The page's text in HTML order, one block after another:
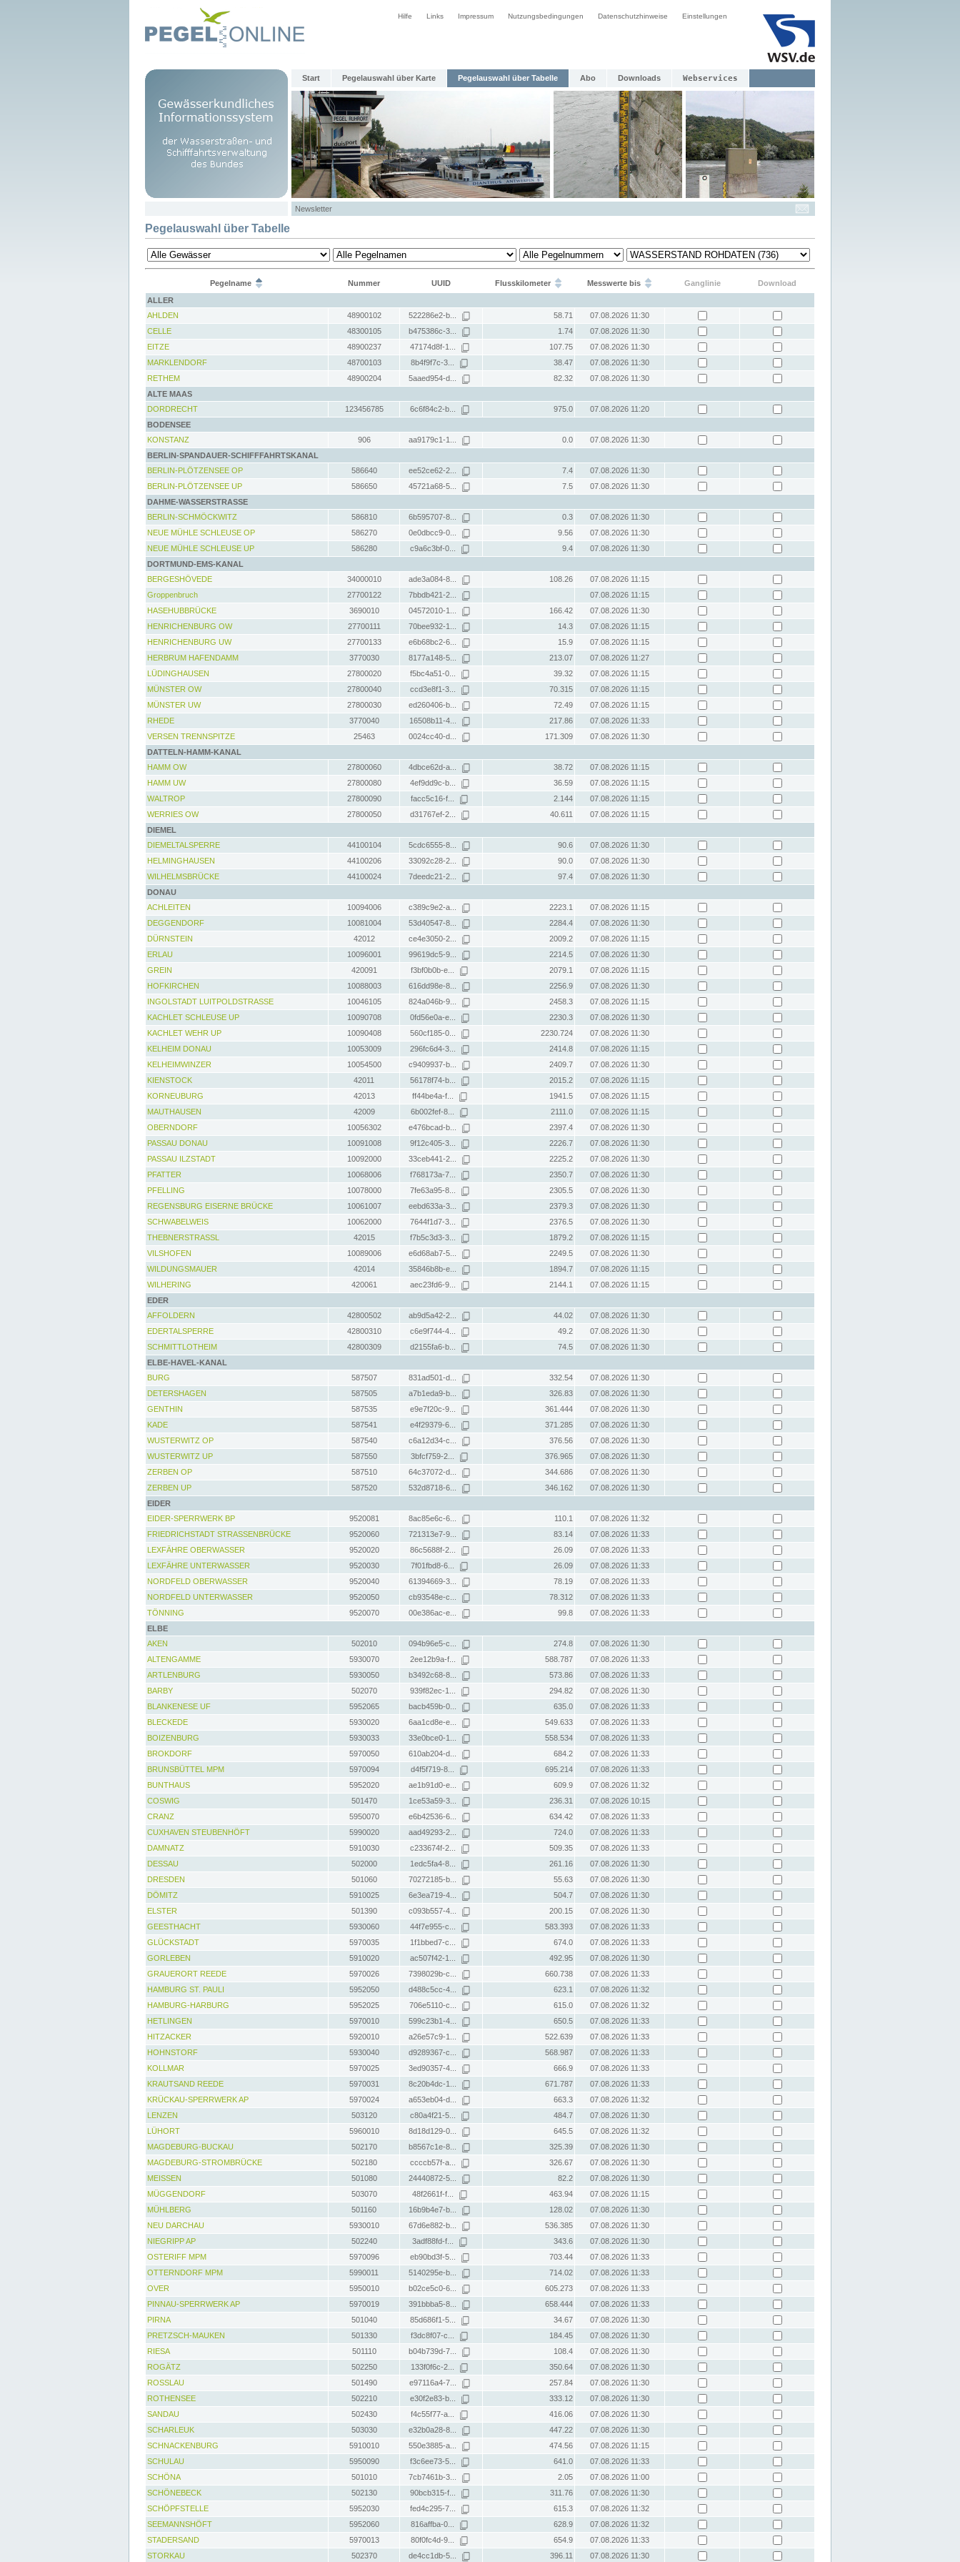
Hilfe Links Impressum Nutzungsbedingungen Datenschutzhinweise Einstellungen
Start Pegelauswahl über Karte Pegelauswahl über Tabelle Abo Downloads Webservices
Newsletter
Pegelauswahl über Tabelle
Pegelname Nummer UUID Flusskilometer Messwerte bis Ganglinie
Download
ALLER
AHLDEN
48900102 522286e2-b... 58.71
07.08.2026 11:30
CELLE
48300105 b475386c-3... 1.74
07.08.2026 11:30
EITZE
48900237 47174d8f-1... 107.75
07.08.2026 11:30
MARKLENDORF
48700103 8b4f9f7c-3... 38.47
07.08.2026 11:30
RETHEM
48900204 5aaed954-d... 82.32
07.08.2026 11:30
ALTE MAAS
DORDRECHT
123456785 6c6f84c2-b... 975.0
07.08.2026 11:20
BODENSEE
KONSTANZ
906 aa9179c1-1... 0.0
07.08.2026 11:30
BERLIN-SPANDAUER-SCHIFFFAHRTSKANAL
BERLIN-PLÖTZENSEE OP
586640 ee52ce62-2... 7.4
07.08.2026 11:30
BERLIN-PLÖTZENSEE UP
586650 45721a68-5... 7.5
07.08.2026 11:30
DAHME-WASSERSTRASSE
BERLIN-SCHMÖCKWITZ
586810 6b595707-8... 0.3
07.08.2026 11:30
NEUE MÜHLE SCHLEUSE OP
586270 0e0dbcc9-0... 9.56
07.08.2026 11:30
NEUE MÜHLE SCHLEUSE UP
586280 c9a6c3bf-0... 9.4
07.08.2026 11:30
DORTMUND-EMS-KANAL
BERGESHÖVEDE
34000010 ade3a084-8... 108.26
07.08.2026 11:15
Groppenbruch
27700122 7bbdb421-2...
07.08.2026 11:15
HASEHUBBRÜCKE
3690010 04572010-1... 166.42
07.08.2026 11:30
HENRICHENBURG OW
27700111 70bee932-1... 14.3
07.08.2026 11:15
HENRICHENBURG UW
27700133 e6b68bc2-6... 15.9
07.08.2026 11:15
HERBRUM HAFENDAMM
3770030 8177a148-5... 213.07
07.08.2026 11:27
LÜDINGHAUSEN
27800020 f5bc4a51-0... 39.32
07.08.2026 11:15
MÜNSTER OW
27800040 ccd3e8f1-3... 70.315
07.08.2026 11:15
MÜNSTER UW
27800030 ed260406-b... 72.49
07.08.2026 11:15
RHEDE
3770040 16508b11-4... 217.86
07.08.2026 11:33
VERSEN TRENNSPITZE
25463 0024cc40-d... 171.309
07.08.2026 11:30
DATTELN-HAMM-KANAL
HAMM OW
27800060 4dbce62d-a... 38.72
07.08.2026 11:15
HAMM UW
27800080 4ef9dd9c-b... 36.59
07.08.2026 11:15
WALTROP
27800090 facc5c16-f... 2.144
07.08.2026 11:15
WERRIES OW
27800050 d31767ef-2... 40.611
07.08.2026 11:15
DIEMEL
DIEMELTALSPERRE
44100104 5cdc6555-8... 90.6
07.08.2026 11:30
HELMINGHAUSEN
44100206 33092c28-2... 90.0
07.08.2026 11:30
WILHELMSBRÜCKE
44100024 7deedc21-2... 97.4
07.08.2026 11:30
DONAU
ACHLEITEN
10094006 c389c9e2-a... 2223.1
07.08.2026 11:15
DEGGENDORF
10081004 53d40547-8... 2284.4
07.08.2026 11:30
DÜRNSTEIN
42012 ce4e3050-2... 2009.2
07.08.2026 11:15
ERLAU
10096001 99619dc5-9... 2214.5
07.08.2026 11:30
GREIN
420091 f3bf0b0b-e... 2079.1
07.08.2026 11:15
HOFKIRCHEN
10088003 616dd98e-8... 2256.9
07.08.2026 11:30
INGOLSTADT LUITPOLDSTRASSE
10046105 824a046b-9... 2458.3
07.08.2026 11:15
KACHLET SCHLEUSE UP
10090708 0fd56e0a-e... 2230.3
07.08.2026 11:30
KACHLET WEHR UP
10090408 560cf185-0... 2230.724
07.08.2026 11:30
KELHEIM DONAU
10053009 296fc6d4-3... 2414.8
07.08.2026 11:15
KELHEIMWINZER
10054500 c9409937-b... 2409.7
07.08.2026 11:30
KIENSTOCK
42011 56178f74-b... 2015.2
07.08.2026 11:15
KORNEUBURG
42013 ff44be4a-f... 1941.5
07.08.2026 11:15
MAUTHAUSEN
42009 6b002fef-8... 2111.0
07.08.2026 11:15
OBERNDORF
10056302 e476bcad-b... 2397.4
07.08.2026 11:30
PASSAU DONAU
10091008 9f12c405-3... 2226.7
07.08.2026 11:30
PASSAU ILZSTADT
10092000 33ceb441-2... 2225.2
07.08.2026 11:30
PFATTER
10068006 f768173a-7... 2350.7
07.08.2026 11:30
PFELLING
10078000 7fe63a95-8... 2305.5
07.08.2026 11:30
REGENSBURG EISERNE BRÜCKE
10061007 eebd633a-3... 2379.3
07.08.2026 11:30
SCHWABELWEIS
10062000 7644f1d7-3... 2376.5
07.08.2026 11:30
THEBNERSTRASSL
42015 f7b5c3d3-3... 1879.2
07.08.2026 11:15
VILSHOFEN
10089006 e6d68ab7-5... 2249.5
07.08.2026 11:30
WILDUNGSMAUER
42014 35846b8b-e... 1894.7
07.08.2026 11:15
WILHERING
420061 aec23fd6-9... 2144.1
07.08.2026 11:15
EDER
AFFOLDERN
42800502 ab9d5a42-2... 44.02
07.08.2026 11:30
EDERTALSPERRE
42800310 c6e9f744-4... 49.2
07.08.2026 11:30
SCHMITTLOTHEIM
42800309 d2155fa6-b... 74.5
07.08.2026 11:30
ELBE-HAVEL-KANAL
BURG
587507 831ad501-d... 332.54
07.08.2026 11:30
DETERSHAGEN
587505 a7b1eda9-b... 326.83
07.08.2026 11:30
GENTHIN
587535 e9e7f20c-9... 361.444
07.08.2026 11:30
KADE
587541 e4f29379-6... 371.285
07.08.2026 11:30
WUSTERWITZ OP
587540 c6a12d34-c... 376.56
07.08.2026 11:30
WUSTERWITZ UP
587550 3bfcf759-2... 376.965
07.08.2026 11:30
ZERBEN OP
587510 64c37072-d... 344.686
07.08.2026 11:30
ZERBEN UP
587520 532d8718-6... 346.162
07.08.2026 11:30
EIDER
EIDER-SPERRWERK BP
9520081 8ac85e6c-6... 110.1
07.08.2026 11:32
FRIEDRICHSTADT STRASSENBRÜCKE
9520060 721313e7-9... 83.14
07.08.2026 11:33
LEXFÄHRE OBERWASSER
9520020 86c5688f-2... 26.09
07.08.2026 11:33
LEXFÄHRE UNTERWASSER
9520030 7f01fbd8-6... 26.09
07.08.2026 11:33
NORDFELD OBERWASSER
9520040 61394669-3... 78.19
07.08.2026 11:33
NORDFELD UNTERWASSER
9520050 cb93548e-c... 78.312
07.08.2026 11:33
TÖNNING
9520070 00e386ac-e... 99.8
07.08.2026 11:33
ELBE
AKEN
502010 094b96e5-c... 274.8
07.08.2026 11:30
ALTENGAMME
5930070 2ee12b9a-f... 588.787
07.08.2026 11:33
ARTLENBURG
5930050 b3492c68-8... 573.86
07.08.2026 11:33
BARBY
502070 939f82ec-1... 294.82
07.08.2026 11:30
BLANKENESE UF
5952065 bacb459b-0... 635.0
07.08.2026 11:33
BLECKEDE
5930020 6aa1cd8e-e... 549.633
07.08.2026 11:33
BOIZENBURG
5930033 33e0bce0-1... 558.534
07.08.2026 11:33
BROKDORF
5970050 610ab204-d... 684.2
07.08.2026 11:33
BRUNSBÜTTEL MPM
5970094 d4f5f719-8... 695.214
07.08.2026 11:33
BUNTHAUS
5952020 ae1b91d0-e... 609.9
07.08.2026 11:32
COSWIG
501470 1ce53a59-3... 236.31
07.08.2026 10:15
CRANZ
5950070 e6b42536-6... 634.42
07.08.2026 11:33
CUXHAVEN STEUBENHÖFT
5990020 aad49293-2... 724.0
07.08.2026 11:33
DAMNATZ
5910030 c233674f-2... 509.35
07.08.2026 11:33
DESSAU
502000 1edc5fa4-8... 261.16
07.08.2026 11:30
DRESDEN
501060 70272185-b... 55.63
07.08.2026 11:30
DÖMITZ
5910025 6e3ea719-4... 504.7
07.08.2026 11:30
ELSTER
501390 c093b557-4... 200.15
07.08.2026 11:30
GEESTHACHT
5930060 44f7e955-c... 583.393
07.08.2026 11:33
GLÜCKSTADT
5970035 1f1bbed7-c... 674.0
07.08.2026 11:33
GORLEBEN
5910020 ac507f42-1... 492.95
07.08.2026 11:30
GRAUERORT REEDE
5970026 7398029b-c... 660.738
07.08.2026 11:33
HAMBURG ST. PAULI
5952050 d488c5cc-4... 623.1
07.08.2026 11:32
HAMBURG-HARBURG
5952025 706e5110-c... 615.0
07.08.2026 11:32
HETLINGEN
5970010 599c23b1-4... 650.5
07.08.2026 11:33
HITZACKER
5920010 a26e57c9-1... 522.639
07.08.2026 11:33
HOHNSTORF
5930040 d9289367-c... 568.987
07.08.2026 11:33
KOLLMAR
5970025 3ed90357-4... 666.9
07.08.2026 11:33
KRAUTSAND REEDE
5970031 8c20b4dc-1... 671.787
07.08.2026 11:33
KRÜCKAU-SPERRWERK AP
5970024 a653eb04-d... 663.3
07.08.2026 11:32
LENZEN
503120 c80a4f21-5... 484.7
07.08.2026 11:30
LÜHORT
5960010 8d18d129-0... 645.5
07.08.2026 11:32
MAGDEBURG-BUCKAU
502170 b8567c1e-8... 325.39
07.08.2026 11:30
MAGDEBURG-STROMBRÜCKE
502180 ccccb57f-a... 326.67
07.08.2026 11:30
MEISSEN
501080 24440872-5... 82.2
07.08.2026 11:30
MÜGGENDORF
503070 48f2661f-f... 463.94
07.08.2026 11:15
MÜHLBERG
501160 16b9b4e7-b... 128.02
07.08.2026 11:30
NEU DARCHAU
5930010 67d6e882-b... 536.385
07.08.2026 11:30
NIEGRIPP AP
502240 3adf88fd-f... 343.6
07.08.2026 11:30
OSTERIFF MPM
5970096 eb90bd3f-5... 703.44
07.08.2026 11:33
OTTERNDORF MPM
5990011 5140295e-b... 714.02
07.08.2026 11:33
OVER
5950010 b02ce5c0-6... 605.273
07.08.2026 11:33
PINNAU-SPERRWERK AP
5970019 391bbba5-8... 658.444
07.08.2026 11:33
PIRNA
501040 85d686f1-5... 34.67
07.08.2026 11:30
PRETZSCH-MAUKEN
501330 f3dc8f07-c... 184.45
07.08.2026 11:30
RIESA
501110 b04b739d-7... 108.4
07.08.2026 11:30
ROGÄTZ
502250 133f0f6c-2... 350.64
07.08.2026 11:30
ROSSLAU
501490 e97116a4-7... 257.84
07.08.2026 11:30
ROTHENSEE
502210 e30f2e83-b... 333.12
07.08.2026 11:30
SANDAU
502430 f4c55f77-a... 416.06
07.08.2026 11:30
SCHARLEUK
503030 e32b0a28-8... 447.22
07.08.2026 11:30
SCHNACKENBURG
5910010 550e3885-a... 474.56
07.08.2026 11:15
SCHULAU
5950090 f3c6ee73-5... 641.0
07.08.2026 11:33
SCHÖNA
501010 7cb7461b-3... 2.05
07.08.2026 11:00
SCHÖNEBECK
502130 90bcb315-f... 311.76
07.08.2026 11:30
SCHÖPFSTELLE
5952030 fed4c295-7... 615.3
07.08.2026 11:32
SEEMANNSHÖFT
5952060 816affba-0... 628.9
07.08.2026 11:32
STADERSAND
5970013 80f0fc4d-9... 654.9
07.08.2026 11:33
STORKAU
502370 de4cc1db-5... 396.11 07.08.2026 11:30